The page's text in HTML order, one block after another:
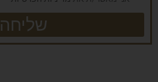
שליחה